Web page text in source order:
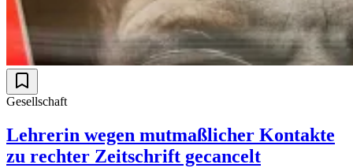
Gesellschaft
Lehrerin wegen mutmaßlicher Kontakte
zu rechter Zeitschrift gecancelt